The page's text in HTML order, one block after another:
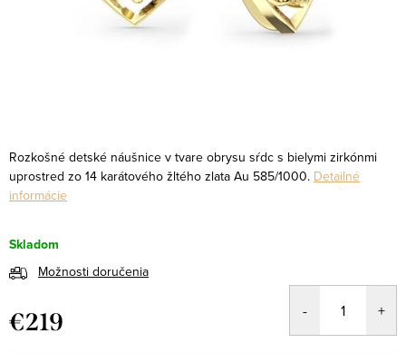
Rozkošné detské náušnice v tvare obrysu sŕdc s bielymi zirkónmi
uprostred zo 14 karátového žltého zlata Au 585/1000. Detailné
informácie
Skladom
Možnosti doručenia
€219